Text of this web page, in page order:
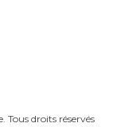
droits réservés